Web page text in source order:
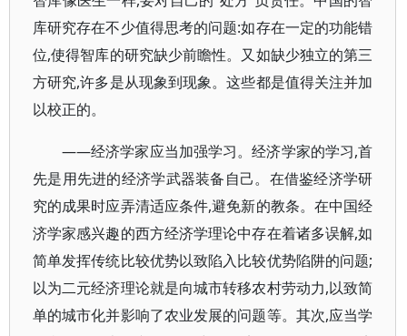
库研究存在不少值得思考的问题:如存在一定的功能错
位,使得智库的研究缺少前瞻性。又如缺少独立的第三
方研究,许多是从现象到现象。这些都是值得关注并加
以校正的。
——经济学家应当加强学习。经济学家的学习,首
先是用先进的经济学武器装备自己。在借鉴经济学研
究的成果时应弄清适应条件,避免新的教条。在中国经
济学家感兴趣的西方经济学理论中存在着诸多误解,如
简单发挥传统比较优势以致陷入比较优势陷阱的问题;
以为二元经济理论就是向城市转移农村劳动力,以致简
单的城市化并影响了农业发展的问题等。其次,应当学